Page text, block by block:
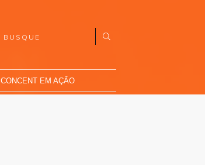
CONCENT EM AÇÃO